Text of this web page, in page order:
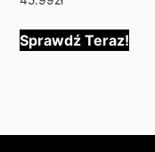
Smd
Sprawdź Teraz!